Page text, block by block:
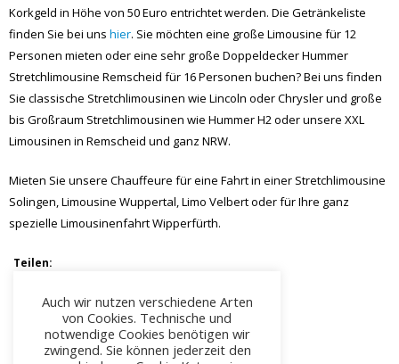
Korkgeld in Höhe von 50 Euro entrichtet werden. Die Getränkeliste
finden Sie bei uns hier. Sie möchten eine große Limousine für 12
Personen mieten oder eine sehr große Doppeldecker Hummer
Stretchlimousine Remscheid für 16 Personen buchen? Bei uns finden
Sie classische Stretchlimousinen wie Lincoln oder Chrysler und große
bis Großraum Stretchlimousinen wie Hummer H2 oder unsere XXL
Limousinen in Remscheid und ganz NRW.
Mieten Sie unsere Chauffeure für eine Fahrt in einer Stretchlimousine
Solingen, Limousine Wuppertal, Limo Velbert oder für Ihre ganz
spezielle Limousinenfahrt Wipperfürth.
Teilen:
Auch wir nutzen verschiedene Arten
von Cookies. Technische und
notwendige Cookies benötigen wir
zwingend. Sie können jederzeit den